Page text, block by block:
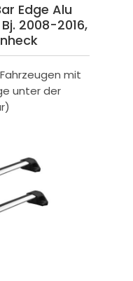
Edge Alu
2008-2016,
mit
unter der